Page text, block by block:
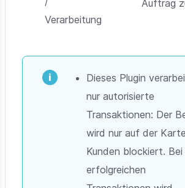
Verarbeitung
Auftrag
Dieses Plugin
nur autorisierte
Transaktionen: Der
wird nur auf der
Kunden blockiert. Bei
erfolgreichen